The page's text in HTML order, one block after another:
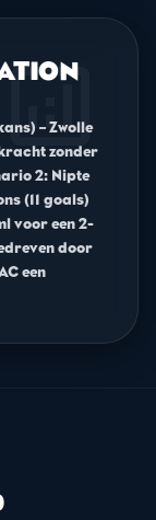
– Zwolle
zonder
2: Nipte
(11 goals)
voor een 2-
door
een